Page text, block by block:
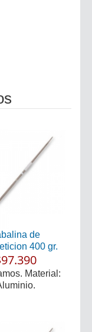
de
400 gr.
Material: